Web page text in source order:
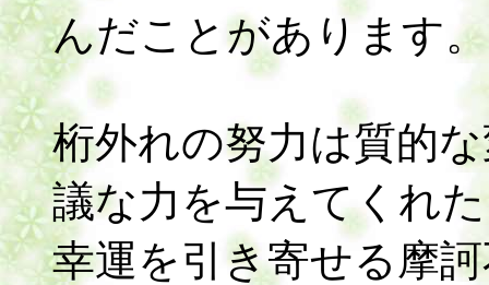
んだことがあります。
桁外れの努力は質的
議な力を与えてくれ
幸運を引き寄せる摩